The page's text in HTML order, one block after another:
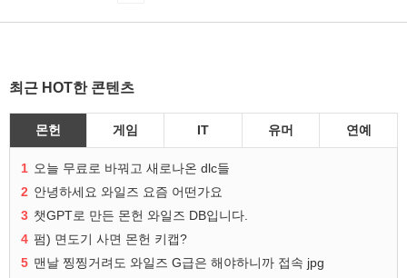
최근 HOT한 콘텐츠
몬헌 게임 IT 유머 연예
1 오늘 무료로 바꿔고 새로나온 dlc들
2 안녕하세요 와일즈 요즘 어떤가요
3 챗GPT로 만든 몬헌 와일즈 DB입니다.
4 펌) 면도기 사면 몬헌 키캡?
5 맨날 찡찡거려도 와일즈 G급은 해야하니까 접속 jpg